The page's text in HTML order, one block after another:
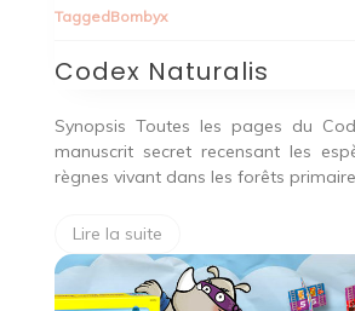
TaggedBombyx
Codex Naturalis
Synopsis Toutes les pages du
manuscrit secret recensant les
règnes vivant dans les forêts
Lire la suite